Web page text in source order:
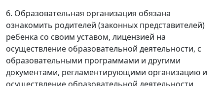
6. Образовательная организация обязана
ознакомить родителей (законных представителей)
ребенка со своим уставом, лицензией на
осуществление образовательной деятельности, с
образовательными программами и другими
документами, регламентирующими организацию и